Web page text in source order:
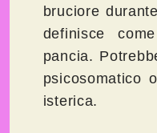
bruciore
definisce
pancia.
psicosomatico
isterica.